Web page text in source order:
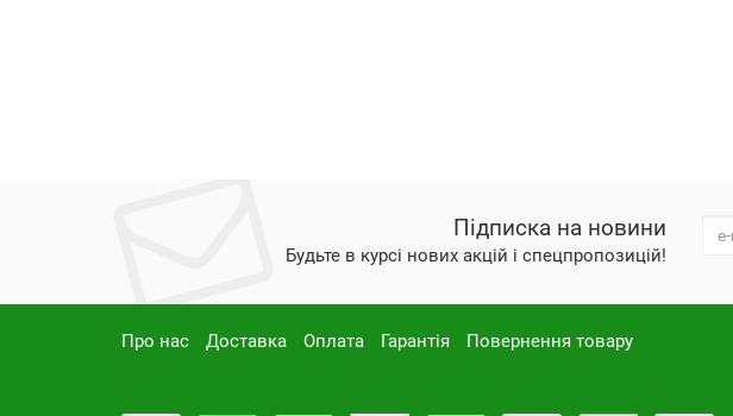
Підписка на новини
Будьте в курсі нових акцій і спецпропозицій!
Про нас Доставка Оплата Гарантія Повернення товару